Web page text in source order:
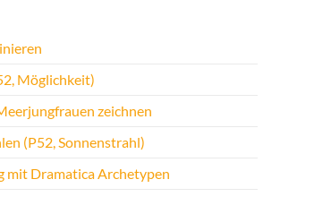
Möglichkeit)
zeichnen
(P52, Sonnenstrahl)
mit Dramatica Archetypen